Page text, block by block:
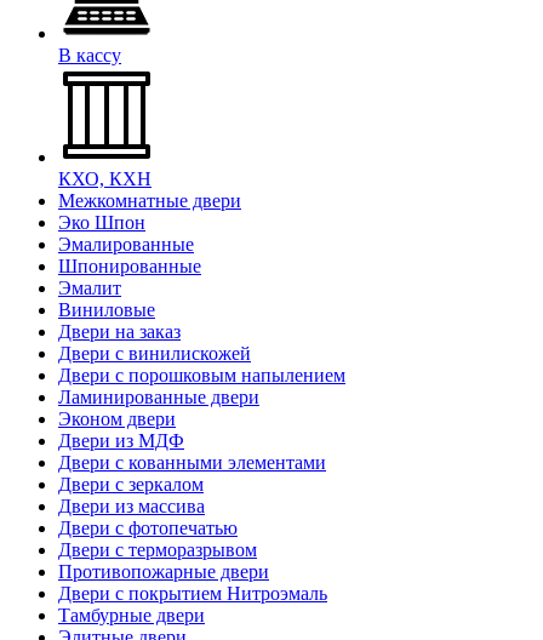
В кассу
КХО, КХН
Межкомнатные двери
Эко Шпон
Эмалированные
Шпонированные
Эмалит
Виниловые
Двери на заказ
Двери с винилискожей
Двери с порошковым напылением
Ламинированные двери
Эконом двери
Двери из МДФ
Двери с кованными элементами
Двери с зеркалом
Двери из массива
Двери с фотопечатью
Двери с терморазрывом
Противопожарные двери
Двери с покрытием Нитроэмаль
Тамбурные двери